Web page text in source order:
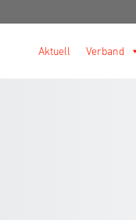
Aktuell Verband